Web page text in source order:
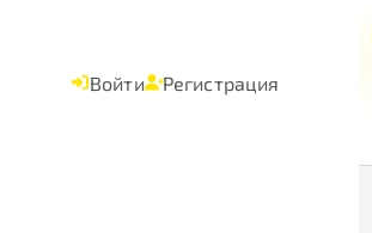
Войти Регистрация